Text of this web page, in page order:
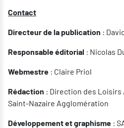
Contact
Directeur de la publication :
Responsable éditorial : Nicolas
Webmestre : Claire Priol
Rédaction : Direction des Loisirs
Saint-Nazaire Agglomération
Développement et graphisme :